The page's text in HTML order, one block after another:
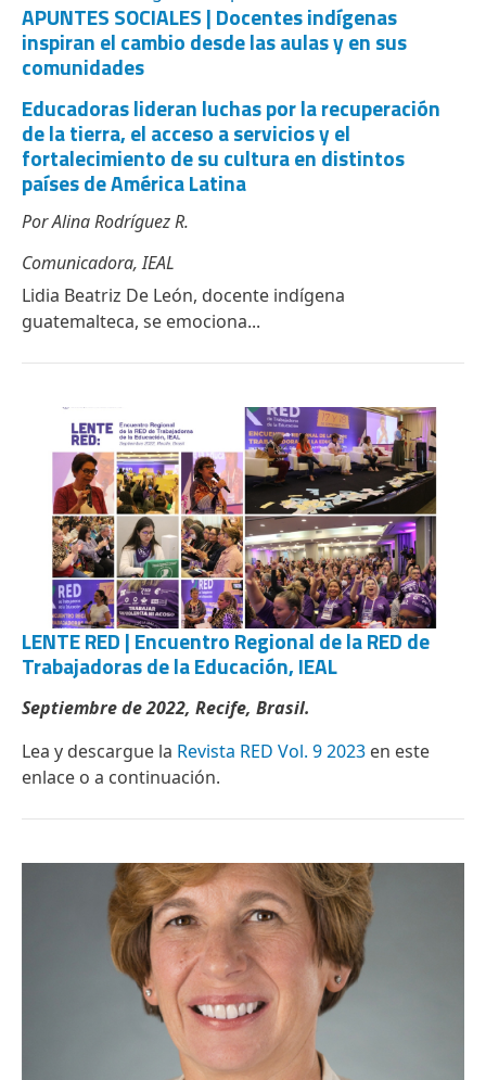
APUNTES SOCIALES | Docentes indígenas
inspiran el cambio desde las aulas y en sus
comunidades
Educadoras lideran luchas por la recuperación
de la tierra, el acceso a servicios y el
fortalecimiento de su cultura en distintos
países de América Latina
Por Alina Rodríguez R.
Comunicadora, IEAL
Lidia Beatriz De León, docente indígena
guatemalteca, se emociona...
LENTE RED | Encuentro Regional de la RED de
Trabajadoras de la Educación, IEAL
Septiembre de 2022, Recife, Brasil.
Lea y descargue la Revista RED Vol. 9 2023 en este
enlace o a continuación.